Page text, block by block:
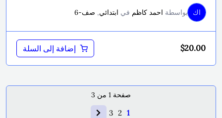
اك بواسطة احمد كاظم في ابتدائي, صف-6
$20.00 إضافة إلى السلة
صفحة 1 من 3
1
2
3